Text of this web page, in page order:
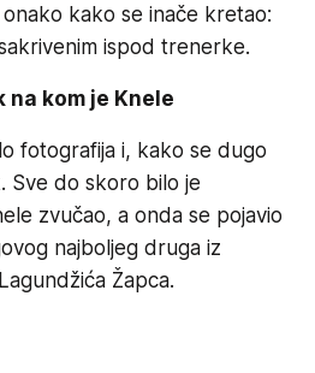
kako se inače kretao:
ispod trenerke.
kom je Knele
fotografija i, kako se dugo
Sve do skoro bilo je
zvučao, a onda se pojavio
najboljeg druga iz
Žapca.